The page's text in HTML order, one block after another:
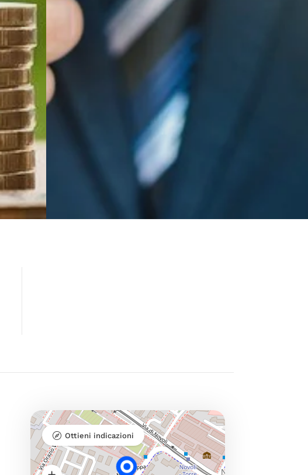
Ottieni indicazioni